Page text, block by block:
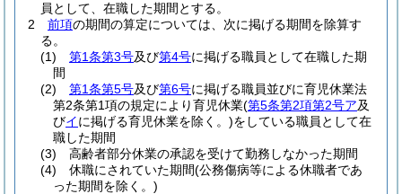
員として、在職した期間とする。
2
前項の期間の算定については、次に掲げる期間を除算す
る。
(1)
第1条第3号及び第4号に掲げる職員として在職した期
間
(2)
第1条第5号及び第6号に掲げる職員並びに育児休業法
第2条第1項の規定により育児休業(第5条第2項第2号ア及
びイに掲げる育児休業を除く。)をしている職員として在
職した期間
(3)
高齢者部分休業の承認を受けて勤務しなかった期間
(4)
休職にされていた期間(公務傷病等による休職者であ
った期間を除く。)